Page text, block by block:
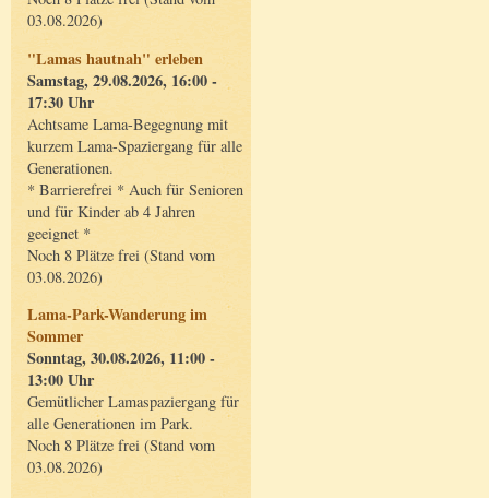
03.08.2026)
"Lamas hautnah" erleben
Samstag, 29.08.2026, 16:00 -
17:30 Uhr
Achtsame Lama-Begegnung mit
kurzem Lama-Spaziergang für alle
Generationen.
* Barrierefrei * Auch für Senioren
und für Kinder ab 4 Jahren
geeignet *
Noch 8 Plätze frei (Stand vom
03.08.2026)
Lama-Park-Wanderung im
Sommer
Sonntag, 30.08.2026, 11:00 -
13:00 Uhr
Gemütlicher Lamaspaziergang für
alle Generationen im Park.
Noch 8 Plätze frei (Stand vom
03.08.2026)